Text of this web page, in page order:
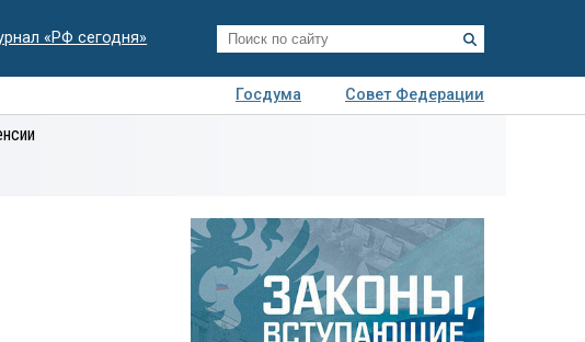
«РФ сегодня»
Госдума
Совет Федерации
Деловая